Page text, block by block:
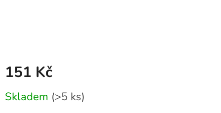
151 Kč
cena:
Skladem (>5 ks)